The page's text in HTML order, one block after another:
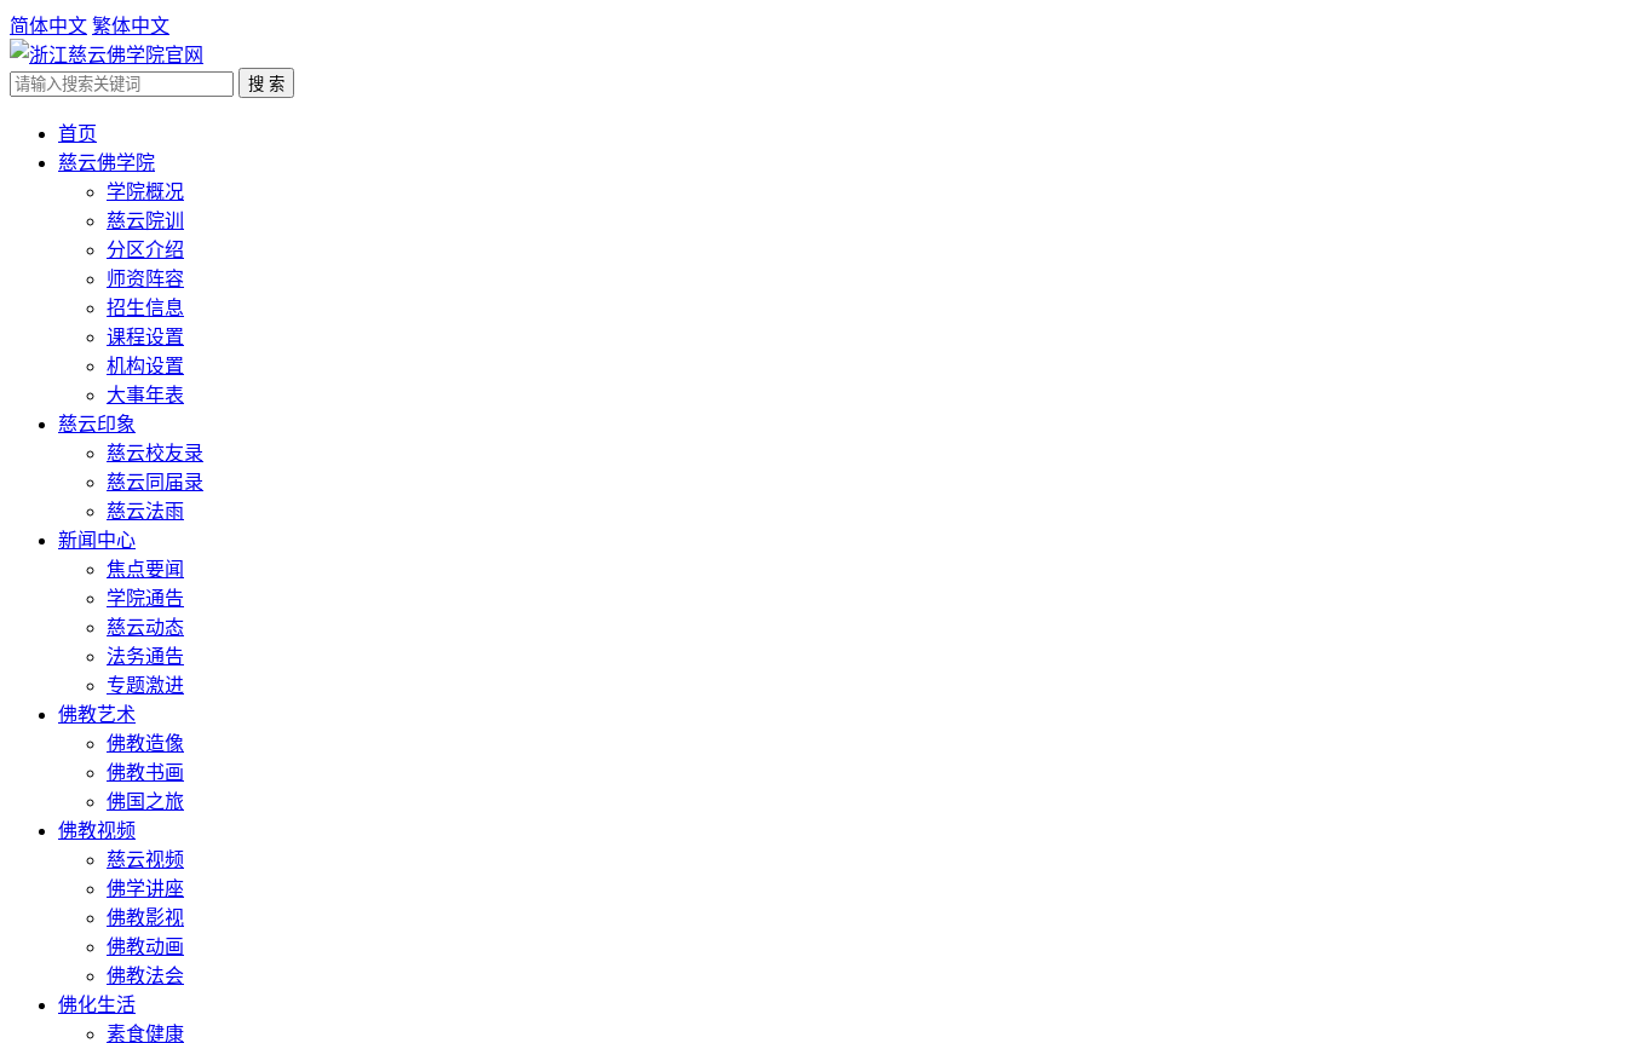
简体中文 繁体中文
首页
慈云佛学院
学院概况
慈云院训
分区介绍
师资阵容
招生信息
课程设置
机构设置
大事年表
慈云印象
慈云校友录
慈云同届录
慈云法雨
新闻中心
焦点要闻
学院通告
慈云动态
法务通告
专题激进
佛教艺术
佛教造像
佛教书画
佛国之旅
佛教视频
慈云视频
佛学讲座
佛教影视
佛教动画
佛教法会
佛化生活
素食健康